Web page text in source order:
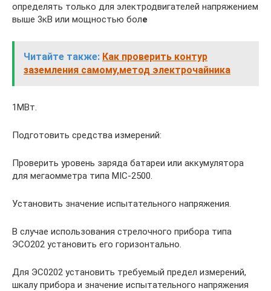
определять только для электродвигате­лей напряжением
выше 3кВ или мощностью боле
Читайте также: Как проверить контур
заземления самому,метод электрочайника
1МВт.
Подготовить средства измерений:
Проверить уровень заряда батареи или аккумулятора
для мегаомметра типа MIC-2500.
Установить значение испытательного напряжения.
В случае использования стрелочного прибора типа
ЭСО202 установить его горизонтально.
Для ЭС0202 установить требуемый предел измерений,
шкалу прибора и значение испытательного напряжения